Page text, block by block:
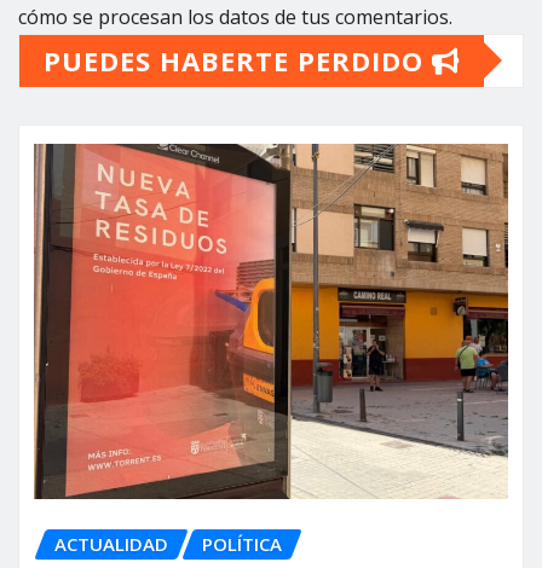
cómo se procesan los datos de tus comentarios.
PUEDES HABERTE PERDIDO
ACTUALIDAD POLÍTICA